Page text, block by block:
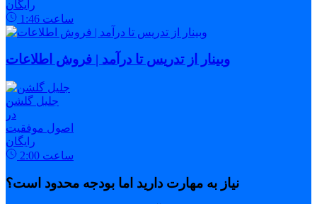
رایگان
1:46 ساعت
وبینار از تدریس تا درآمد | فروش اطلاعات
جلیل گلشن
در
اصول موفقیت
رایگان
2:00 ساعت
نیاز به مهارت دارید اما بودجه محدود است؟